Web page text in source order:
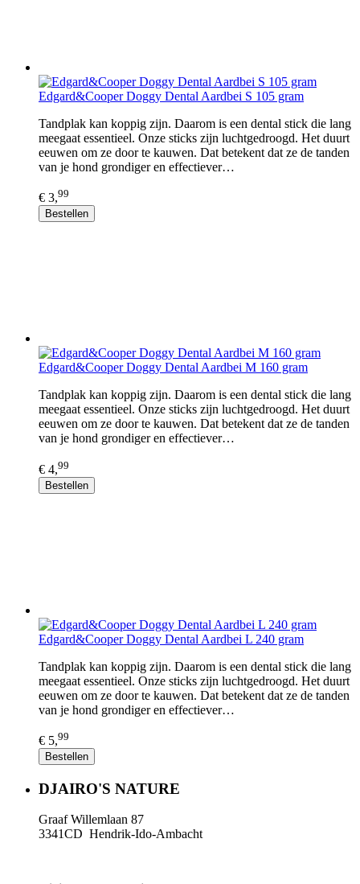
Edgard&Cooper Doggy Dental Aardbei S 105 gram
Tandplak kan koppig zijn. Daarom is een dental stick die lang
meegaat essentieel. Onze sticks zijn luchtgedroogd. Het duurt
eeuwen om ze door te kauwen. Dat betekent dat ze de tanden
van je hond grondiger en effectiever…
€ 3,99
Bestellen
Edgard&Cooper Doggy Dental Aardbei M 160 gram
Tandplak kan koppig zijn. Daarom is een dental stick die lang
meegaat essentieel. Onze sticks zijn luchtgedroogd. Het duurt
eeuwen om ze door te kauwen. Dat betekent dat ze de tanden
van je hond grondiger en effectiever…
€ 4,99
Bestellen
Edgard&Cooper Doggy Dental Aardbei L 240 gram
Tandplak kan koppig zijn. Daarom is een dental stick die lang
meegaat essentieel. Onze sticks zijn luchtgedroogd. Het duurt
eeuwen om ze door te kauwen. Dat betekent dat ze de tanden
van je hond grondiger en effectiever…
€ 5,99
Bestellen
DJAIRO'S NATURE
Graaf Willemlaan 87
3341CD Hendrik-Ido-Ambacht